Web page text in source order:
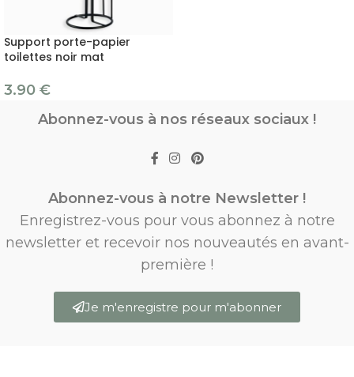
Support porte-papier
toilettes noir mat
3.90 €
Abonnez-vous à nos réseaux sociaux !
Abonnez-vous à notre Newsletter !
Enregistrez-vous pour vous abonnez à notre
newsletter et recevoir nos nouveautés en avant-
première !
Je m'enregistre pour m'abonner